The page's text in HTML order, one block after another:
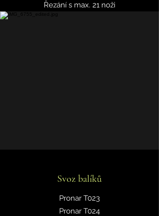
Řezání s max. 21 noži
Svoz balíků
Pronar T023
Pronar T024